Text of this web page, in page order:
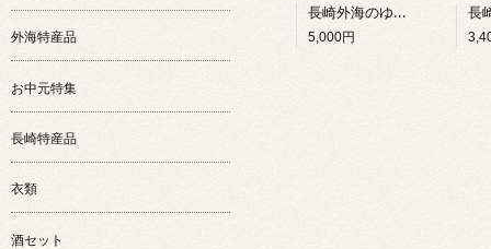
長崎外海のゆうこう詰合 プレミアムセットゆうこうのお酒500ML・原口みかん100%ジュース720ML/各1本・ドロさまそうめん6束入1個
5,000円
外海特産品
お中元特集
長崎特産品
衣類
酒セット